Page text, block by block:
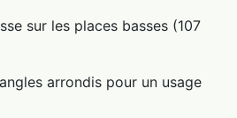
sur les places basses (107
arrondis pour un usage